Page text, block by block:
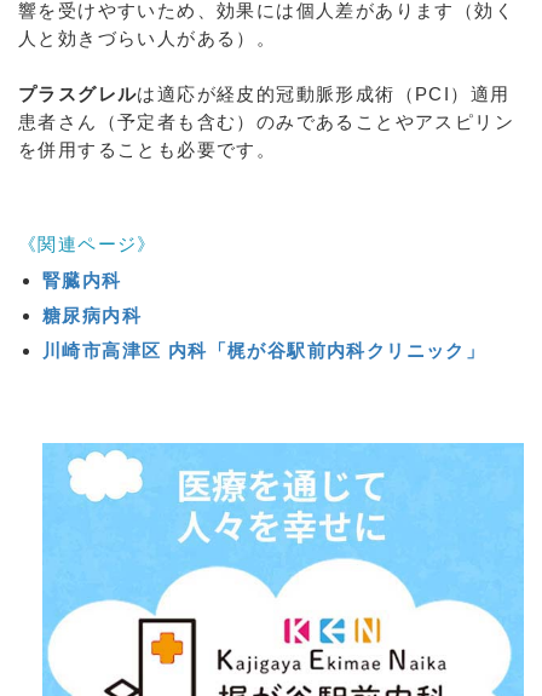
響を受けやすいため、効果には個人差があります（効く
人と効きづらい人がある）。
プラスグレルは適応が経皮的冠動脈形成術（PCI）適用
患者さん（予定者も含む）のみであることやアスピリン
を併用することも必要です。
《関連ページ》
腎臓内科
糖尿病内科
川崎市高津区 内科「梶が谷駅前内科クリニック」